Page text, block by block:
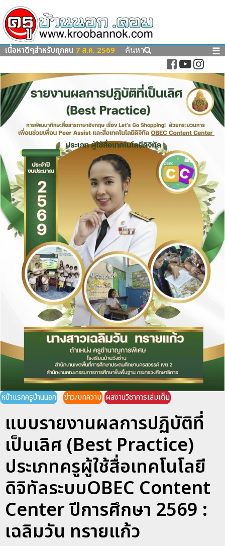
เนื้อหาดีๆสำหรับทุกคน 7 ส.ค. 2569 ค้นหา ☰
หน้าแรกครูบ้านนอก ข่าว/บทความ ผลงานวิชาการเล่มเต็ม
แบบรายงานผลการปฏิบัติที่
เป็นเลิศ (Best Practice)
ประเภทครูผู้ใช้สื่อเทคโนโลยี
ดิจิทัลระบบOBEC Content
Center ปีการศึกษา 2569 :
เฉลิมวัน ทรายแก้ว